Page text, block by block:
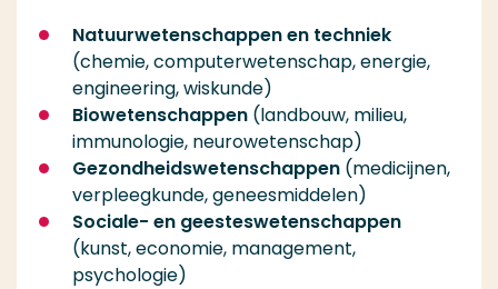
Natuurwetenschappen en techniek
(chemie, computerwetenschap, energie,
engineering, wiskunde)
Biowetenschappen (landbouw, milieu,
immunologie, neurowetenschap)
Gezondheidswetenschappen (medicijnen,
verpleegkunde, geneesmiddelen)
Sociale- en geesteswetenschappen
(kunst, economie, management,
psychologie)